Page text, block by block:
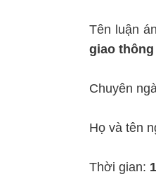
Tên luận
giao
Chuyên
Họ và tên
Thời gian: